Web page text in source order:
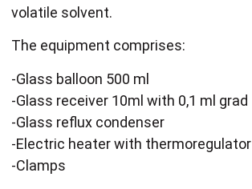
volatile solvent.
The equipment comprises:
-Glass balloon 500 ml
-Glass receiver 10ml with 0,1 ml grad
-Glass reflux condenser
-Electric heater with thermoregulator
-Clamps